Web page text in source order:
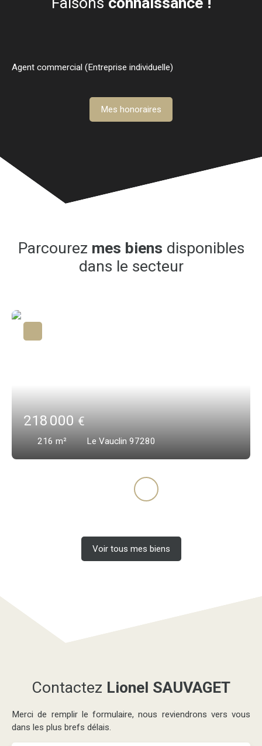
Agent commercial (Entreprise individuelle)
Mes honoraires
Parcourez mes biens disponibles
dans le secteur
218 000€
216 m² Le Vauclin 97280
Voir tous mes biens
Contactez Lionel SAUVAGET
Merci de remplir le formulaire, nous reviendrons vers vous
dans les plus brefs délais.